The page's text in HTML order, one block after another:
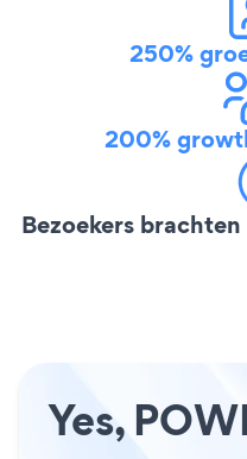
250%
200%
Bezoekers brachten
Yes,